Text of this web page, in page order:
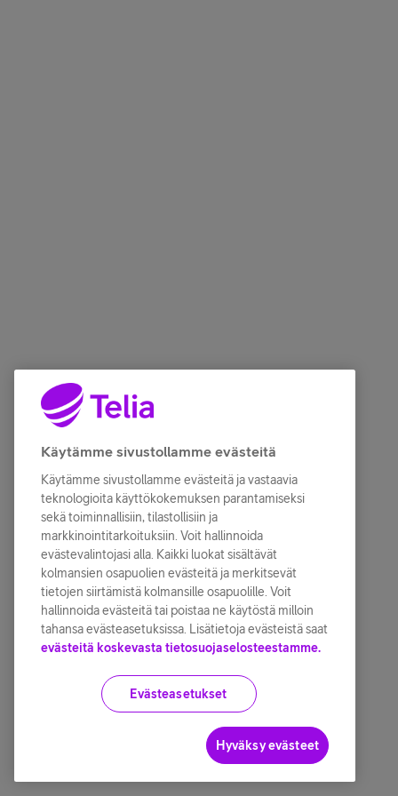
Käytämme sivustollamme evästeitä
Käytämme sivustollamme evästeitä ja vastaavia
teknologioita käyttökokemuksen parantamiseksi
sekä toiminnallisiin, tilastollisiin ja
markkinointitarkoituksiin. Voit hallinnoida
evästevalintojasi alla. Kaikki luokat sisältävät
kolmansien osapuolien evästeitä ja merkitsevät
tietojen siirtämistä kolmansille osapuolille. Voit
hallinnoida evästeitä tai poistaa ne käytöstä milloin
tahansa evästeasetuksissa. Lisätietoja evästeistä saat
evästeitä koskevasta tietosuojaselosteestamme.
Evästeasetukset
Hyväksy evästeet